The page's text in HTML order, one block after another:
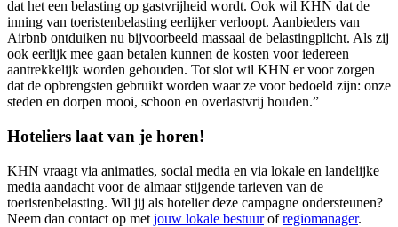
dat het een belasting op gastvrijheid wordt. Ook wil KHN dat de
inning van toeristenbelasting eerlijker verloopt. Aanbieders van
Airbnb ontduiken nu bijvoorbeeld massaal de belastingplicht. Als zij
ook eerlijk mee gaan betalen kunnen de kosten voor iedereen
aantrekkelijk worden gehouden. Tot slot wil KHN er voor zorgen
dat de opbrengsten gebruikt worden waar ze voor bedoeld zijn: onze
steden en dorpen mooi, schoon en overlastvrij houden.”
Hoteliers laat van je horen!
KHN vraagt via animaties, social media en via lokale en landelijke
media aandacht voor de almaar stijgende tarieven van de
toeristenbelasting. Wil jij als hotelier deze campagne ondersteunen?
Neem dan contact op met jouw lokale bestuurofregiomanager.